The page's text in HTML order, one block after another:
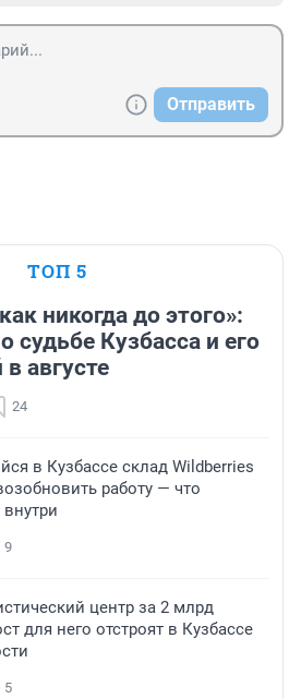
Отправить
ТОП 5
никогда до этого»:
судьбе Кузбасса и его
августе
24
в Кузбассе склад Wildberries
работу — что
9
центр за 2 млрд
для него отстроят в Кузбассе
5